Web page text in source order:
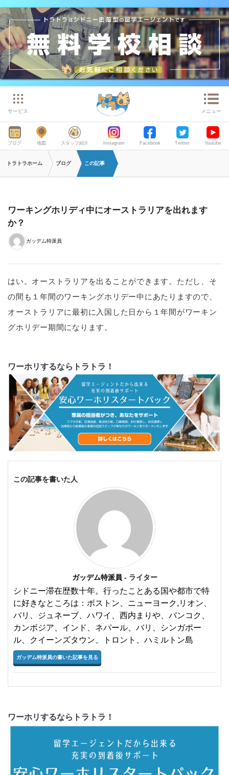
サービス メニュー
ブログ 地図 スタッフ紹介 Instagram Facebook Twitter Youtube
トラトラホーム ブログ この記事
ワーキングホリディ中にオーストラリアを出れます
か？
ガッデム特派員
はい。オーストラリアを出ることができます。ただし、そ
の間も１年間のワーキングホリデー中にあたりますので、
オーストラリアに最初に入国した日から１年間がワーキン
グホリデー期間になります。
ワーホリするならトラトラ！
この記事を書いた人
ガッデム特派員 - ライター
シドニー滞在歴数十年。行ったことある国や都市で特
に好きなところは：ボストン、ニューヨーク,リオン、
パリ、ジュネーブ、ハワイ、西内まりや、バンコク、
カンボジア、インド、ネパール、バリ、シンガポー
ル、クイーンズタウン、トロント、ハミルトン島
ガッデム特派員の書いた記事を見る
ワーホリするならトラトラ！